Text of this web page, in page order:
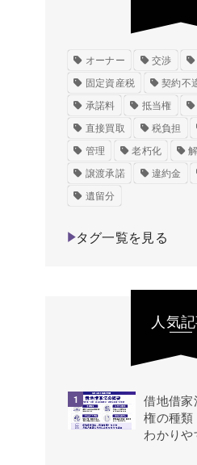
オーナー 交渉
固定資産税
契約不
承諾料
抵当権
直接買取
税負担
管理
老朽化
譲渡承諾
違約金
遺留分
タグ一覧を見る
人気
借地借
権の種類
わかりや